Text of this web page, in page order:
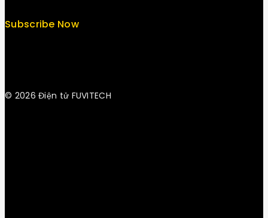
Subscribe Now
© 2026 Điện tử FUVITECH